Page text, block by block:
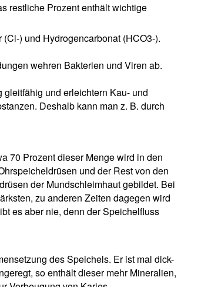
restliche Prozent enthält wichtige
) und Hydrogencarbonat (HCO3-).
wehren Bakterien und Viren ab.
und erleichtern Kau- und
Deshalb kann man z. B. durch
70 Prozent dieser Menge wird in den
und der Rest von den
der Mundschleimhaut gebildet. Bei
zu anderen Zeiten dagegen wird
es aber nie, denn der Speichelfluss
des Speichels. Er ist mal dick-
so enthält dieser mehr Mineralien,